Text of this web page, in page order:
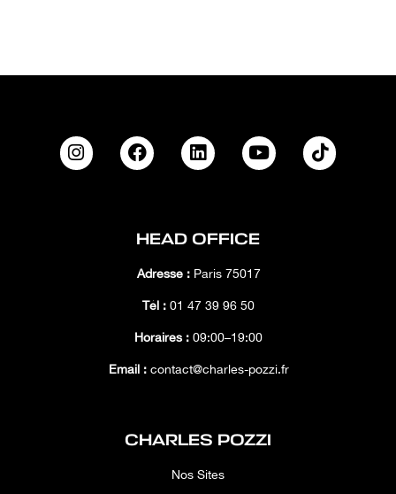
HEAD OFFICE
Adresse :Paris 75017
Tél : 01 47 39 96 50
Horaires : 09:00–19:00
Email :contact@charles-pozzi.fr
CHARLES POZZI
Nos Sites